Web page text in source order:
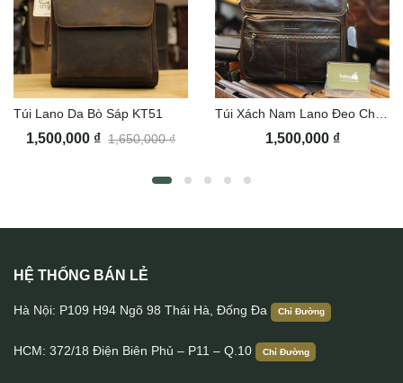
Túi đeo chéo da bò Lano sang trọng thời trang KT107
Túi Lano Da Bò Sáp KT51
1,650,000₫
1,500,000 ₫ 1,500,000 ₫
HỆ THỐNG BÁN LẺ
Hà Nội: P109 H94 Ngõ 98 Thái Hà, Đống Đa Chỉ Đường
HCM: 372/18 Điện Biên Phủ – P11 – Q.10 Chỉ Đường